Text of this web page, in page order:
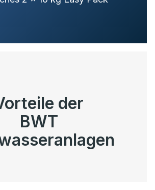
der
BWT